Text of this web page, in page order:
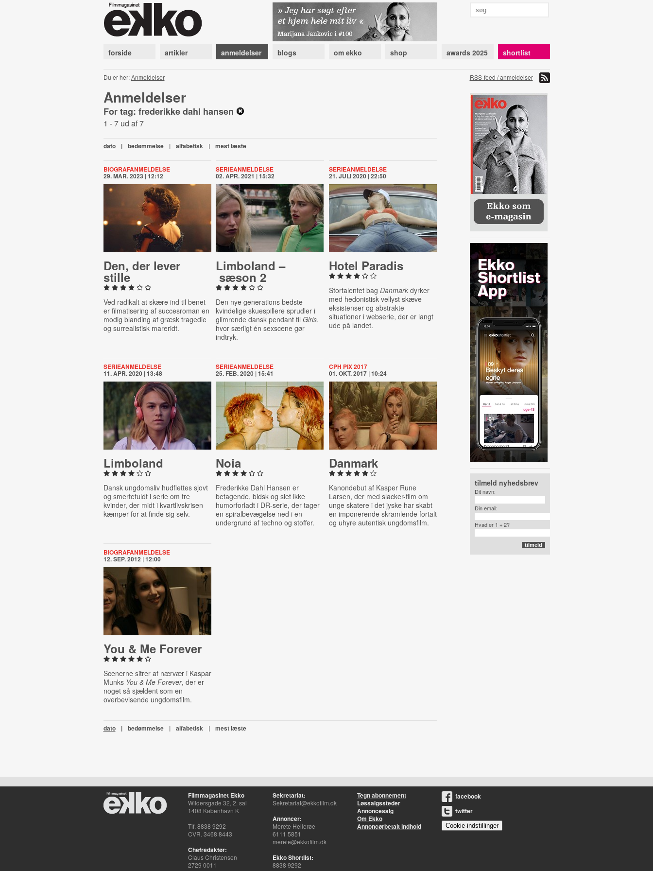
forside artikler anmeldelser blogs om ekko shop awards 2025 shortlist
Du er her:Anmeldelser RSS-feed / anmeldelser
Anmeldelser
For tag: frederikke dahl hansen
1 - 7 ud af 7
dato | bedømmelse | alfabetisk | mest læste
BIOGRAFANMELDELSE
29. MAR. 2023 | 12:12
Den, der lever
stille
Ved radikalt at skære ind til benet
er filmatisering af succesroman en
modig blanding af græsk tragedie
og surrealistisk mareridt.
SERIEANMELDELSE
02. APR. 2021 | 15:32
Limboland –
sæson 2
Den nye generations bedste
kvindelige skuespillere sprudler i
glimrende dansk pendant til Girls,
hvor særligt én sexscene gør
indtryk.
SERIEANMELDELSE
21. JULI 2020 | 22:50
Hotel Paradis
Stortalentet bag Danmarkdyrker
med hedonistisk vellyst skæve
eksistenser og abstrakte
situationer i webserie, der er langt
ude på landet.
SERIEANMELDELSE
11. APR. 2020 | 13:48
Limboland
Dansk ungdomsliv hudflettes sjovt
og smertefuldt i serie om tre
kvinder, der midt i kvartlivskrisen
kæmper for at finde sig selv.
SERIEANMELDELSE
25. FEB. 2020 | 15:41
Noia
Frederikke Dahl Hansen er
betagende, bidsk og slet ikke
humorforladt i DR-serie, der tager
en spiralbevægelse ned i en
undergrund af techno og stoffer.
CPH PIX 2017
01. OKT. 2017 | 10:24
Danmark
Kanondebut af Kasper Rune
Larsen, der med slacker-film om
unge skatere i det jyske har skabt
en imponerende skramlende fortalt
og uhyre autentisk ungdomsfilm.
BIOGRAFANMELDELSE
12. SEP. 2012 | 12:00
You & Me Forever
Scenerne sitrer af nærvær i Kaspar
Munks You & Me Forever, der er
noget så sjældent som en
overbevisende ungdomsfilm.
dato | bedømmelse | alfabetisk | mest læste
tilmeld nyhedsbrev
Dit navn:
Din email:
Hvad er 1 + 2?
Filmmagasinet Ekko
Wildersgade 32, 2. sal
1408 København K
Tlf. 8838 9292
CVR. 3468 8443
Chefredaktør:
Claus Christensen
2729 0011
Sekretariat:
Sekretariat@ekkofilm.dk
Annoncer:
Merete Hellerøe
6111 5851
merete@ekkofilm.dk
Ekko Shortlist:
8838 9292
Tegn abonnement
Løssalgssteder
Annoncesalg
Om Ekko
Annoncørbetalt indhold
facebook
twitter
Cookie-indstillinger